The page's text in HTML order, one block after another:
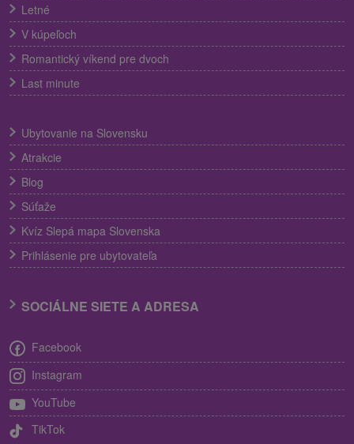
Letné
V kúpeľoch
Romantický víkend pre dvoch
Last minute
Ubytovanie na Slovensku
Atrakcie
Blog
Súťaže
Kvíz Slepá mapa Slovenska
Prihlásenie pre ubytovateľa
SOCIÁLNE SIETE A ADRESA
Facebook
Instagram
YouTube
TikTok